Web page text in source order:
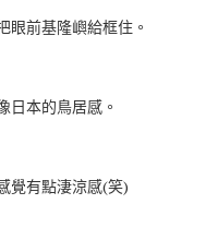
眼前基隆嶼給框住。
日本的鳥居感。
覺有點淒涼感(笑)